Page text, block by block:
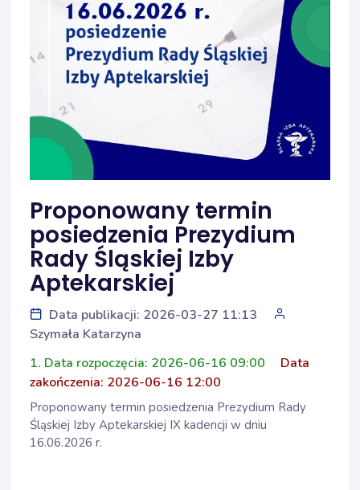
Proponowany termin
posiedzenia Prezydium
Rady Śląskiej Izby
Aptekarskiej
Data publikacji: 2026-03-27 11:13
Szymała Katarzyna
1. Data rozpoczęcia: 2026-06-16 09:00
Data
zakończenia: 2026-06-16 12:00
Proponowany termin posiedzenia Prezydium Rady
Śląskiej Izby Aptekarskiej IX kadencji w dniu
16.06.2026 r.